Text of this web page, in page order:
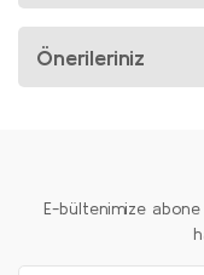
Önerileriniz
E-bültenimize